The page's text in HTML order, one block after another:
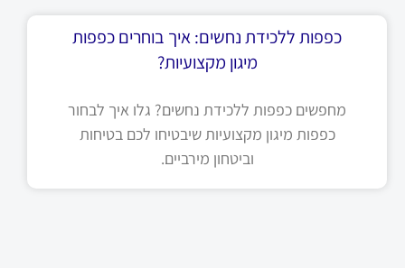
כפפות ללכידת נחשים: איך בוחרים כפפות
מיגון מקצועיות?
מחפשים כפפות ללכידת נחשים? גלו איך לבחור
כפפות מיגון מקצועיות שיבטיחו לכם בטיחות
וביטחון מירביים.